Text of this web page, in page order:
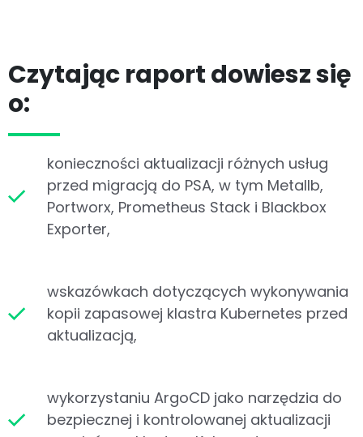
Czytając raport dowiesz się
o:
konieczności aktualizacji różnych usług
przed migracją do PSA, w tym Metallb,
Portworx, Prometheus Stack i Blackbox
Exporter,
wskazówkach dotyczących wykonywania
kopii zapasowej klastra Kubernetes przed
aktualizacją,
wykorzystaniu ArgoCD jako narzędzia do
bezpiecznej i kontrolowanej aktualizacji